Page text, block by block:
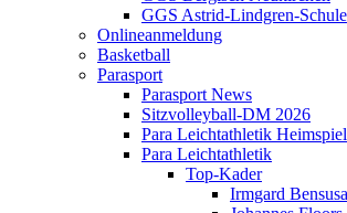
GGS Astrid-Lindgren-Schule
Onlineanmeldung
Basketball
Parasport
Parasport News
Sitzvolleyball-DM 2026
Para Leichtathletik
Para Leichtathletik
Top-Kader
Irmgard